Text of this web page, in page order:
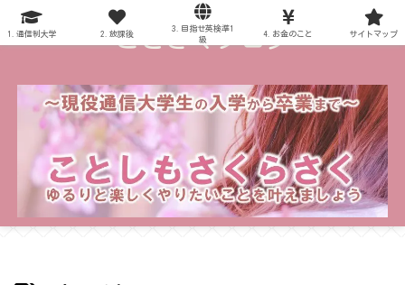
～ことさくブログ～
1.通信制大学 2.放課後
3.目指せ英検準1
級
4.お金のこと サイトマップ